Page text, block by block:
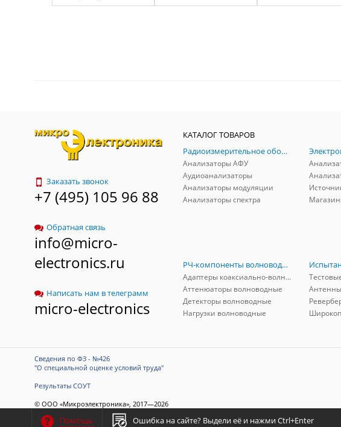
Заказать звонок
+7 (495) 105 96 88
Обратная связь
info@micro-
electronics.ru
Написать нам в телеграмм
micro-electronics
КАТАЛОГ ТОВАРОВ
Радиоизмерительное оборудование
Анализаторы АФУ
Аудиоанализаторы
Анализаторы модуляции
Анализаторы спектра
РЧ-компоненты волноводные
Адаптеры коаксиально-волноводные
Аттенюаторы волноводные
Детекторы волноводные
Нагрузки волноводные
Сведения по ФЗ - №426
"О специальной оценке условий труда"
Результаты СОУТ
© ООО «Микроэлектроника», 2017—2026
Разработка сайта
ITConstruct
Помощь Ошибка на сайте? Выдели её и нажми Ctrl+Enter